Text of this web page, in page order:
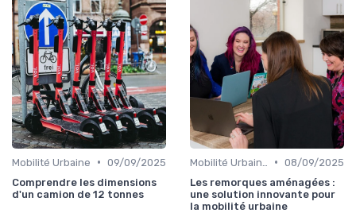
Mobilité Urbaine • 09/09/2025
Comprendre les dimensions
d'un camion de 12 tonnes
• 08/09/2025
Les remorques aménagées :
une solution innovante pour
la mobilité urbaine